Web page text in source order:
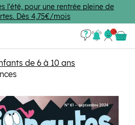
l'été, pour une rentrée pleine de
Dès 4,75€/mois
Se
de 6 à 10 ans